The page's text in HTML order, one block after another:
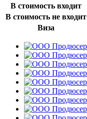
В стоимость входит
В стоимость не входит
Виза